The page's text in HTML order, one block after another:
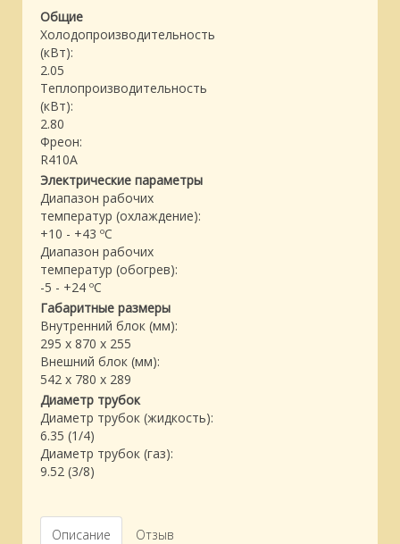
Общие
Холодопроизводительность
(кВт):
2.05
Теплопроизводительность
(кВт):
2.80
Фреон:
R410A
Электрические параметры
Диапазон рабочих
температур (охлаждение):
+10 - +43 ºC
Диапазон рабочих
температур (обогрев):
-5 - +24 ºC
Габаритные размеры
Внутренний блок (мм):
295 x 870 x 255
Внешний блок (мм):
542 x 780 x 289
Диаметр трубок
Диаметр трубок (жидкость):
6.35 (1/4)
Диаметр трубок (газ):
9.52 (3/8)
Описание Отзыв